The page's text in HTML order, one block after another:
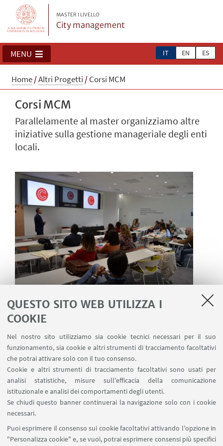
QUESTO SITO WEB UTILIZZA I
COOKIE
Nel nostro sito utilizziamo sia cookie tecnici necessari per il suo
funzionamento, sia cookie e altri strumenti di tracciamento facoltativi
che potrai attivare solo con il tuo consenso.
Cookie e altri strumenti di tracciamento facoltativi sono usati per
analisi statistiche, misure sull'efficacia della comunicazione
istituzionale e analisi dei comportamenti degli utenti.
Se chiudi questo banner continuerai la navigazione solo con i cookie
necessari.
Puoi esprimere il consenso sui cookie facoltativi attivando l'opzione in
"Personalizza cookie" e, se vuoi, potrai esprimere consensi più specifici
MASTER I LIVELLO
City management
IT EN ES
MENU
Home/Altri Progetti /Corsi MCM
Corsi MCM
Parallelamente al master organizziamo altre
iniziative sulla gestione manageriale degli enti
locali.
Corso per Manager dei Network
Locali
Corso - Nuovo Codice dei Contratti
Pubblici - D.Lgs n. 36/2023